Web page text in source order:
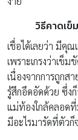
วิธีคาดเ
เชื่อได้เลยว่า มีคุ
เพราะเกรงว่าเข็
เนื่องจากการถูกส
รู้สึกอึดอัดด้วย ซึ่ง
แม่ท้องใกล้คลอด
มีอะไรมารัดที่ตัว